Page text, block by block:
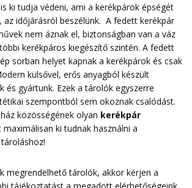
ki tudja védeni, ami a kerékpárok épségét
az időjárásról beszélünk. A fedett kerékpár
nem áznak el, biztonságban van a váz
kerékpáros kiegészítő szintén. A fedett
sorban helyet kapnak a kerékpárok és csak
külsővel, erős anyagból készült
és gyártunk. Ezek a tárolók egyszerre
szempontból sem okoznak csalódást.
közösségének olyan kerékpár
maximálisan ki tudnak használni a
megrendelhető tárolók, akkor kérjen a